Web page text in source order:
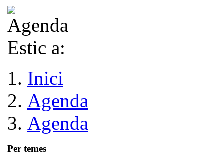
Estic a:
Inici
Agenda
Agenda
Per temes